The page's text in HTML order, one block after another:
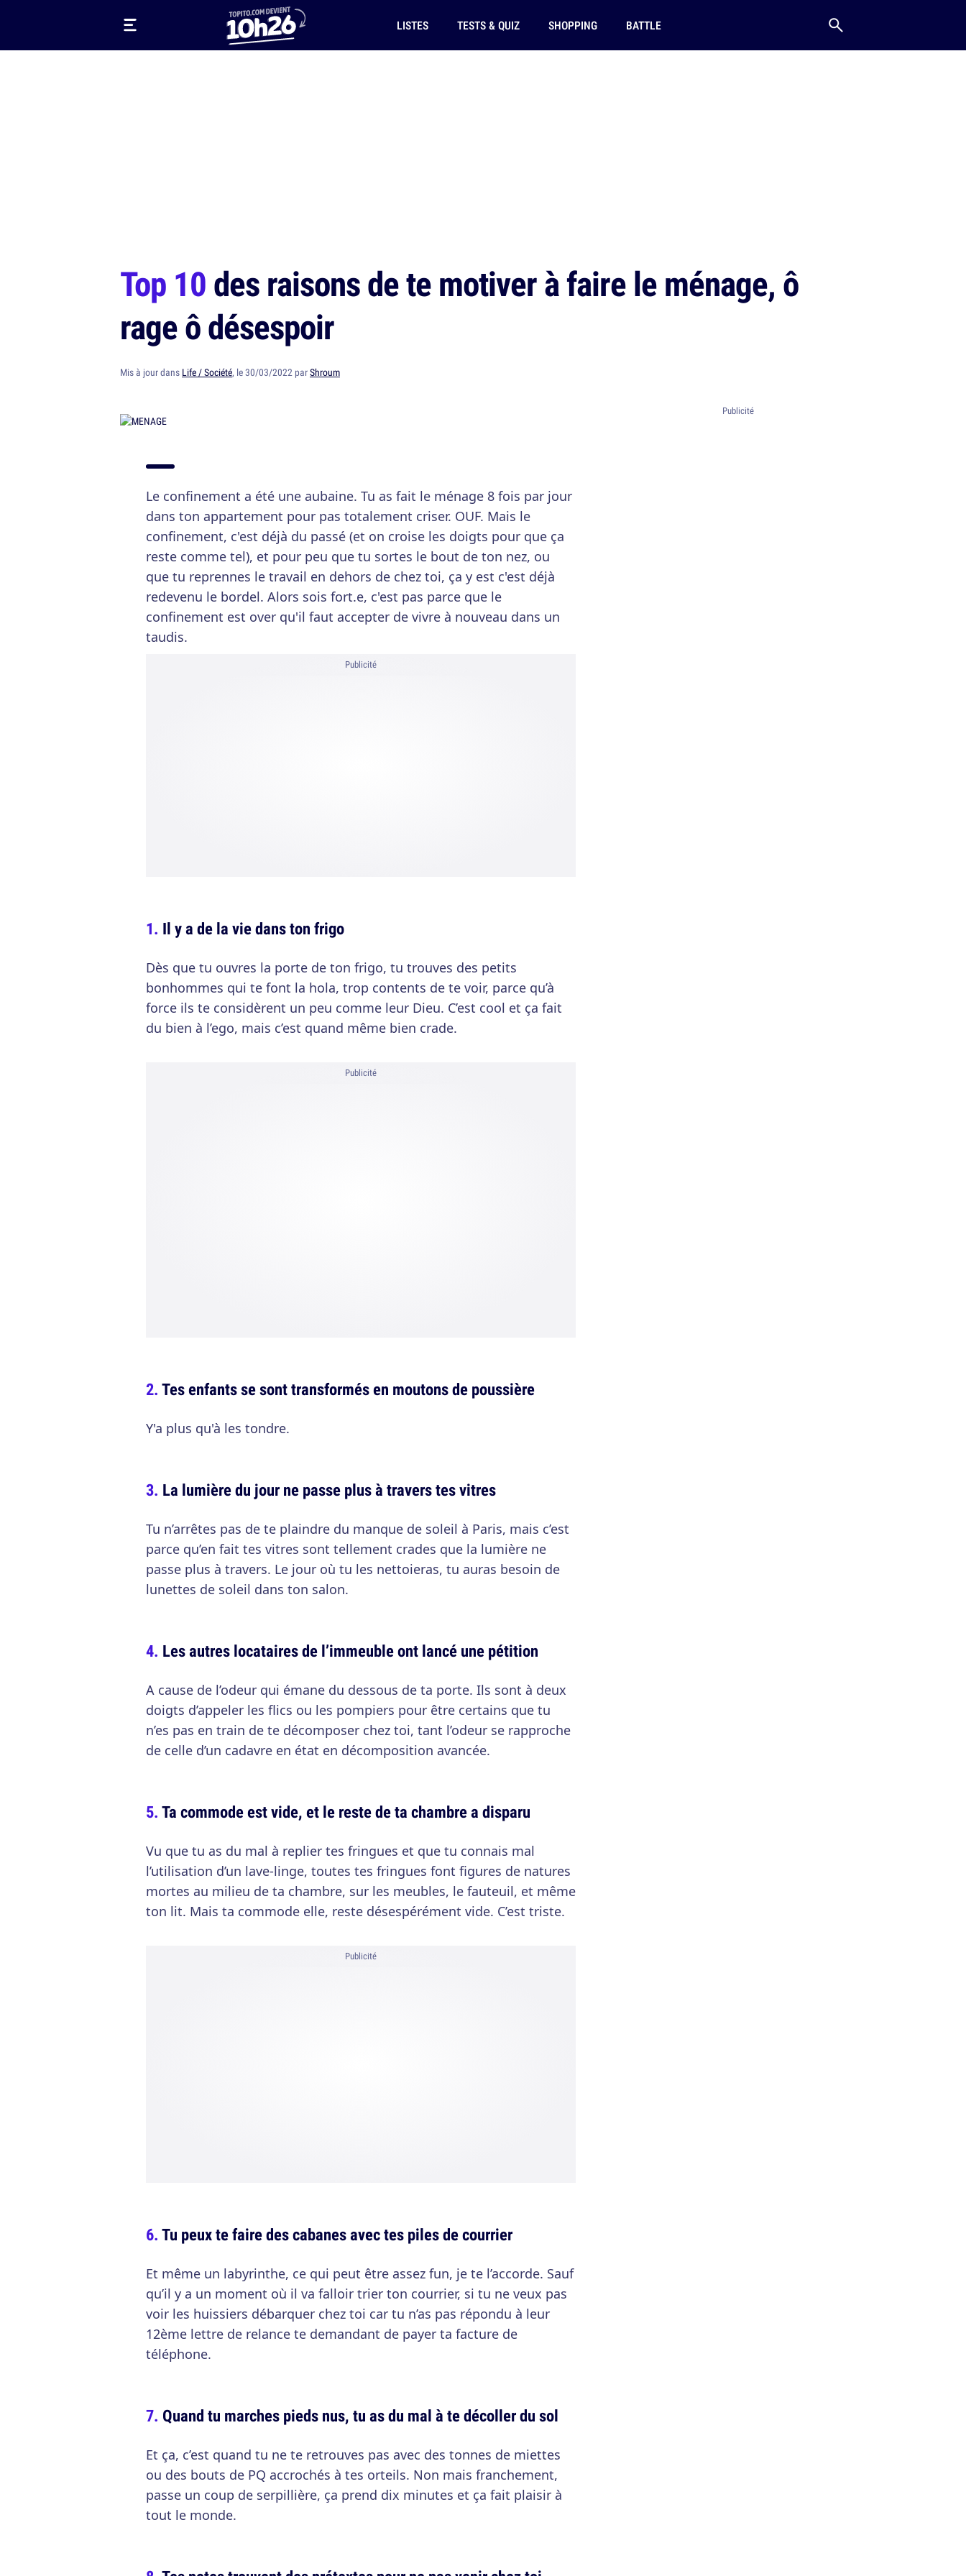
LISTES TESTS & QUIZ SHOPPING BATTLE
Top 10des raisons de te motiver à faire le ménage, ô
rage ô désespoir
Mis à jour dans Life / Société, le 30/03/2022 parShroum
Le confinement a été une aubaine. Tu as fait le ménage 8 fois par jour
dans ton appartement pour pas totalement criser. OUF. Mais le
confinement, c'est déjà du passé (et on croise les doigts pour que ça
reste comme tel), et pour peu que tu sortes le bout de ton nez, ou
que tu reprennes le travail en dehors de chez toi, ça y est c'est déjà
redevenu le bordel. Alors sois fort.e, c'est pas parce que le
confinement est over qu'il faut accepter de vivre à nouveau dans un
taudis.
Publicité
Il y a de la vie dans ton frigo
Dès que tu ouvres la porte de ton frigo, tu trouves des petits
bonhommes qui te font la hola, trop contents de te voir, parce qu’à
force ils te considèrent un peu comme leur Dieu. C’est cool et ça fait
du bien à l’ego, mais c’est quand même bien crade.
Publicité
Tes enfants se sont transformés en moutons de poussière
Y'a plus qu'à les tondre.
La lumière du jour ne passe plus à travers tes vitres
Tu n’arrêtes pas de te plaindre du manque de soleil à Paris, mais c’est
parce qu’en fait tes vitres sont tellement crades que la lumière ne
passe plus à travers. Le jour où tu les nettoieras, tu auras besoin de
lunettes de soleil dans ton salon.
Les autres locataires de l’immeuble ont lancé une pétition
A cause de l’odeur qui émane du dessous de ta porte. Ils sont à deux
doigts d’appeler les flics ou les pompiers pour être certains que tu
n’es pas en train de te décomposer chez toi, tant l’odeur se rapproche
de celle d’un cadavre en état en décomposition avancée.
Ta commode est vide, et le reste de ta chambre a disparu
Vu que tu as du mal à replier tes fringues et que tu connais mal
l’utilisation d’un lave-linge, toutes tes fringues font figures de natures
mortes au milieu de ta chambre, sur les meubles, le fauteuil, et même
ton lit. Mais ta commode elle, reste désespérément vide. C’est triste.
Publicité
Tu peux te faire des cabanes avec tes piles de courrier
Et même un labyrinthe, ce qui peut être assez fun, je te l’accorde. Sauf
qu’il y a un moment où il va falloir trier ton courrier, si tu ne veux pas
voir les huissiers débarquer chez toi car tu n’as pas répondu à leur
12ème lettre de relance te demandant de payer ta facture de
téléphone.
Quand tu marches pieds nus, tu as du mal à te décoller du sol
Et ça, c’est quand tu ne te retrouves pas avec des tonnes de miettes
ou des bouts de PQ accrochés à tes orteils. Non mais franchement,
passe un coup de serpillière, ça prend dix minutes et ça fait plaisir à
tout le monde.